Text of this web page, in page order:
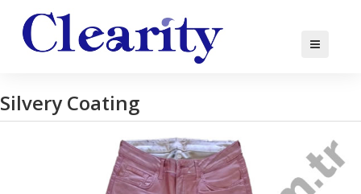
Silvery Coating